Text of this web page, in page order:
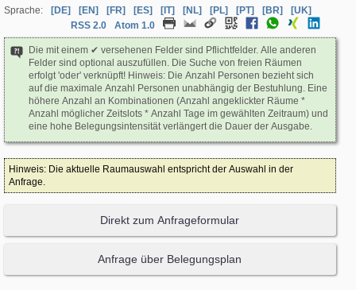
Sprache: [DE] [EN] [FR] [ES] [IT] [NL] [PL] [PT] [BR]
[UK]
RSS 2.0
Atom 1.0
Die mit einem ✔ versehenen Felder sind Pflichtfelder. Alle anderen
Felder sind optional auszufüllen. Die Suche von freien Räumen
erfolgt 'oder' verknüpft! Hinweis: Die Anzahl Personen bezieht sich
auf die maximale Anzahl Personen unabhängig der Bestuhlung. Eine
höhere Anzahl an Kombinationen (Anzahl angeklickter Räume *
Anzahl möglicher Zeitslots * Anzahl Tage im gewählten Zeitraum) und
eine hohe Belegungsintensität verlängert die Dauer der Ausgabe.
Hinweis: Die aktuelle Raumauswahl entspricht der Auswahl in der
Anfrage.
Direkt zum Anfrageformular
Anfrage über Belegungsplan